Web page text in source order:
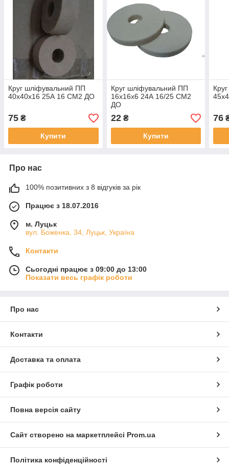
Круг шліфувальний ПП
40х40х16 25А 16 СМ2 ДО
75 ₴
Купити
Круг шліфувальний ПП
16х16х6 24А 16/25 СМ2
ДО
22₴
Купити
76
Про нас
100% позитивних з 8 відгуків за рік
Працює з 18.07.2016
м. Луцьк
вул. Боженка, 34, Луцьк, Україна
Контакти
Сьогодні працює з 09:00 до 13:00
Показати весь графік роботи
Про нас
Контакти
Доставка та оплата
Графік роботи
Повна версія сайту
Сайт створено на маркетплейсі Prom.ua
Політика конфіденційності